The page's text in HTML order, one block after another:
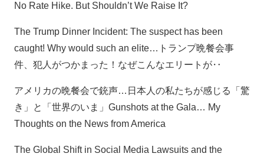
No Rate Hike. But Shouldn’t We Raise It?
The Trump Dinner Incident: The suspect has been
caught! Why would such an elite…トランプ晩餐会事
件、犯人がつかまった！なぜこんなエリートが‥
アメリカの晩餐会で銃声…日本人の私たちが感じる「驚
き」と「世界のいま」Gunshots at the Gala… My
Thoughts on the News from America
The Global Shift in Social Media Lawsuits and the